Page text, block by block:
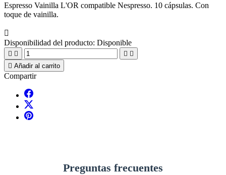
Espresso Vainilla L'OR compatible Nespresso. 10 cápsulas. Con
toque de vainilla.

Disponibilidad del producto: Disponible
   
 Añadir al carrito
Compartir
Preguntas frecuentes